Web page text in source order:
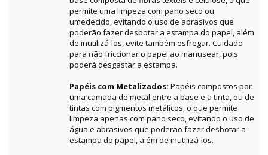
permite uma limpeza com pano seco ou
umedecido, evitando o uso de abrasivos que
poderão fazer desbotar a estampa do papel, além
de inutilizá-los, evite também esfregar. Cuidado
para não friccionar o papel ao manusear, pois
poderá desgastar a estampa.
Papéis com Metalizados: Papéis compostos por
uma camada de metal entre a base e a tinta, ou de
tintas com pigmentos metálicos, o que permite
limpeza apenas com pano seco, evitando o uso de
água e abrasivos que poderão fazer desbotar a
estampa do papel, além de inutilizá-los.